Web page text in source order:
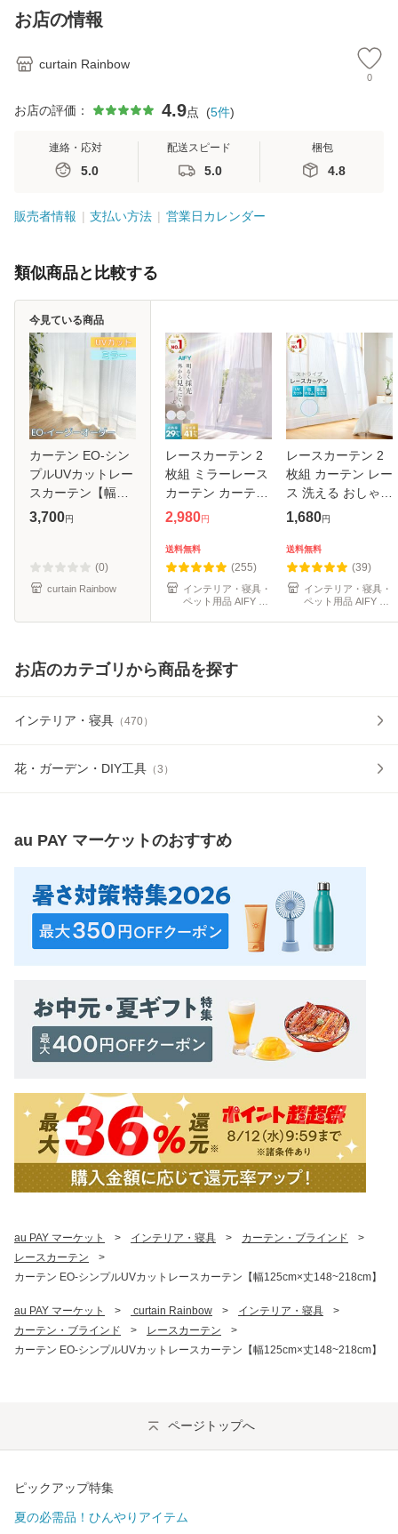
お店の情報
curtain Rainbow
0
お店の評価： 4.9点 (5件)
連絡・応対
5.0
配送スピード
5.0
梱包
4.8
販売者情報 支払い方法 営業日カレンダー
類似商品と比較する
カーテン EO-シン
プルUVカットレー
スカーテン【幅
125cm×丈
3,700円
(0)
curtain Rainbow
今見ている商品
レースカーテン 2
枚組 ミラーレース
カーテン カーテン
レース 遮熱 洗える
ミラーレース 2枚
セット 防炎 レース
カーテ
2,980円
送料無料
(255)
インテリア・寝具・
ペット用品 AIFY au
レースカーテン 2
枚組 カーテン レー
ス 洗える おしゃれ
2枚セット レース
幅150cm 88cm
108cm 133cm
176cm 198cm UV
1,680円
送料無料
(39)
インテリア・寝具・
ペット用品 AIFY au
お店のカテゴリから商品を探す
インテリア・寝具 （470）
花・ガーデン・DIY工具 （3 ）
au PAY マーケットのおすすめ
au PAY マーケット > インテリア・寝具 > カーテン・ブラインド
>
レースカーテン
>
カーテン EO-シンプルUVカットレースカーテン【幅125cm×丈148~218cm】
au PAY マーケット > curtain Rainbow > インテリア・寝具
>
カーテン・ブラインド
> レースカーテン
>
カーテン EO-シンプルUVカットレースカーテン【幅125cm×丈148~218cm】
ページトップへ
ピックアップ特集
夏の必需品！ひんやりアイテム